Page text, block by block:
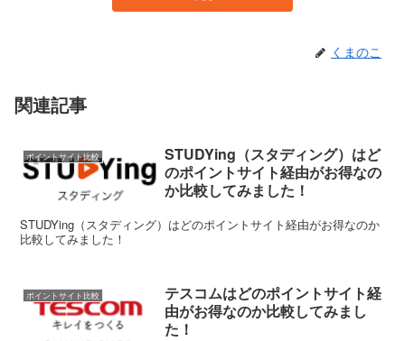
くまのこ
関連記事
ポイントサイト比較
STUDYing（スタディング）はど
のポイントサイト経由がお得なの
か比較してみました！
STUDYing（スタディング）はどのポイントサイト経由がお得なのか
比較してみました！
ポイントサイト比較
テスコムはどのポイントサイト経
由がお得なのか比較してみまし
た！